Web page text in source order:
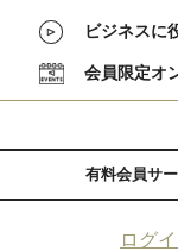
ビジネスに
会員限定オ
有料会員サ
ログ